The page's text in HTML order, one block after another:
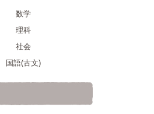
数学
理科
社会
国語(古文)